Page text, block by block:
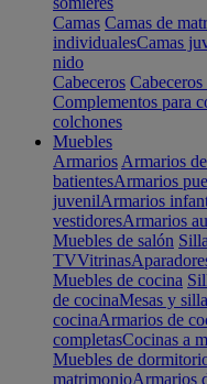
Camas Camas de
individualesCamas
nido
Cabeceros
Complementos para
colchones
Muebles
Armarios Armarios
batientesArmarios
juvenilArmarios
vestidoresArmarios
Muebles de salón
TVVitrinas
Muebles de cocina
de cocinaMesas y
cocinaArmarios de
completasCocinas a
Muebles de
matrimonioArmarios